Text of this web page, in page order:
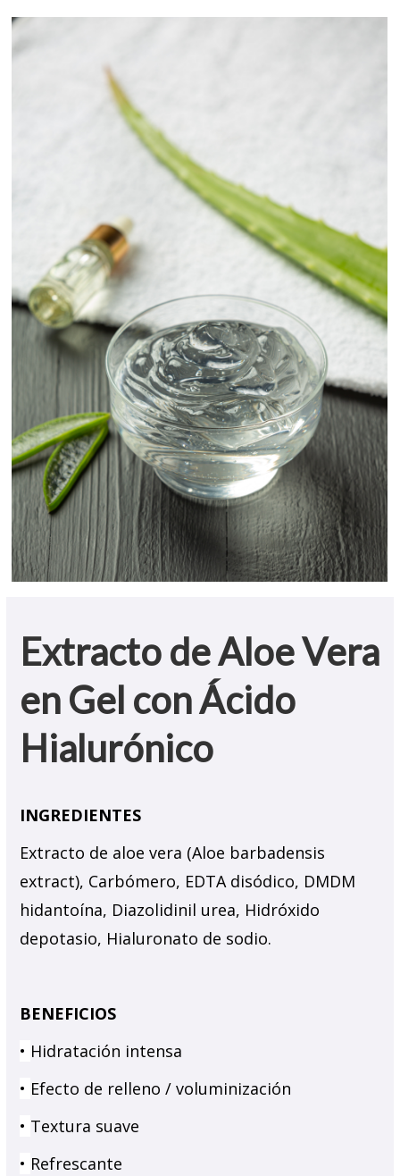
Extracto de Aloe Vera
en Gel con Ácido
Hialurónico
INGREDIENTES
Extracto de aloe vera (Aloe barbadensis
extract), Carbómero, EDTA disódico, DMDM
hidantoína, Diazolidinil urea, Hidróxido
depotasio, Hialuronato de sodio.
BENEFICIOS
• Hidratación intensa
• Efecto de relleno / voluminización
• Textura suave
• Refrescante